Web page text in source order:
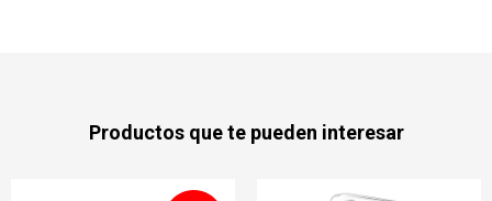
Productos que te pueden interesar